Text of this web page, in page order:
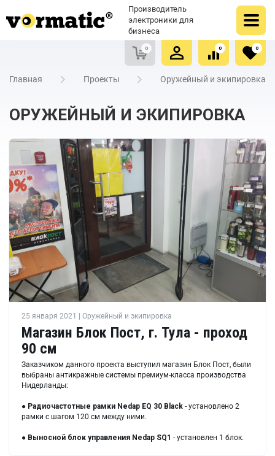
Производитель
электроники для
бизнеса
0
Очистить список сравнения
0
Очистить избранное
0
Главная Проекты Оружейный и экипировка
ОРУЖЕЙНЫЙ И ЭКИПИРОВКА
25 января 2021 | Оружейный и экипировка
Магазин Блок Пост, г. Тула - проход
90 см
Заказчиком данного проекта выступил магазин Блок Пост, были
выбраны антикражные системы премиум-класса производства
Нидерланды:
● Радиочастотные рамки Nedap EQ 30 Black - установлено 2
рамки с шагом 120 см между ними.
● Выносной блок управления Nedap SQ1 - установлен 1 блок.